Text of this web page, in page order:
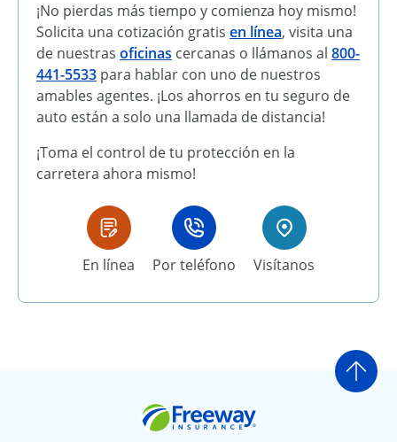
¡No pierdas más tiempo y comienza hoy mismo!
Solicita una cotización gratis en línea, visita una
de nuestras oficinas cercanas o llámanos al 800-
441-5533 para hablar con uno de nuestros
amables agentes. ¡Los ahorros en tu seguro de
auto están a solo una llamada de distancia!
¡Toma el control de tu protección en la
carretera ahora mismo!
En línea Por teléfono Visítanos
Ir